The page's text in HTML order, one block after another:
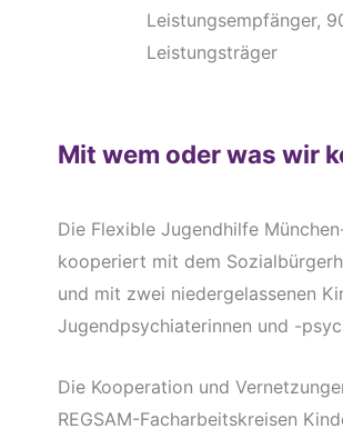
Leistungsempfänger,
Leistungsträger
Mit wem oder was wir
Die Flexible Jugendhilfe
kooperiert mit dem
und mit zwei niedergelassenen
Jugendpsychiaterinnen und -
Die Kooperation und
REGSAM-Facharbeitskreisen